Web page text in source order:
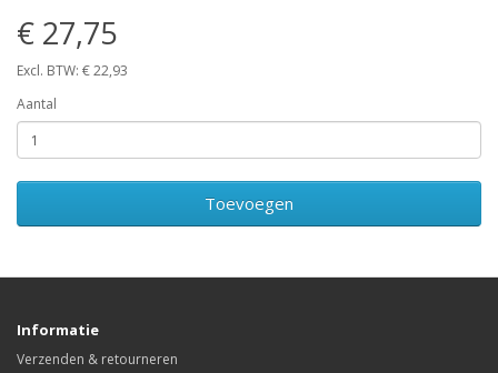
€ 27,75
Excl. BTW: € 22,93
Aantal
Toevoegen
Informatie
Verzenden & retourneren